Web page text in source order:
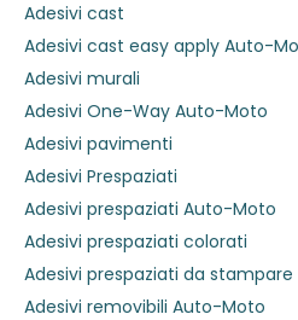
Adesivi cast
Adesivi cast easy apply Auto-
Adesivi murali
Adesivi One-Way Auto-Moto
Adesivi pavimenti
Adesivi Prespaziati
Adesivi prespaziati Auto-Moto
Adesivi prespaziati colorati
Adesivi prespaziati da stampare
Adesivi removibili Auto-Moto